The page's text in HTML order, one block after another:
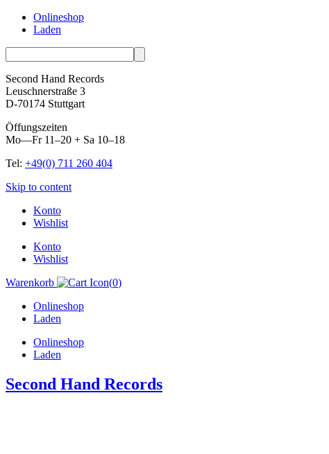
Onlineshop
Laden
Second Hand Records
Leuschnerstraße 3
D-70174 Stuttgart
Öffungszeiten
Mo—Fr 11–20 + Sa 10–18
Tel: +49(0) 711 260 404
Skip to content
Konto
Wishlist
Konto
Wishlist
Warenkorb
(0)
Onlineshop
Laden
Onlineshop
Laden
Second Hand Records